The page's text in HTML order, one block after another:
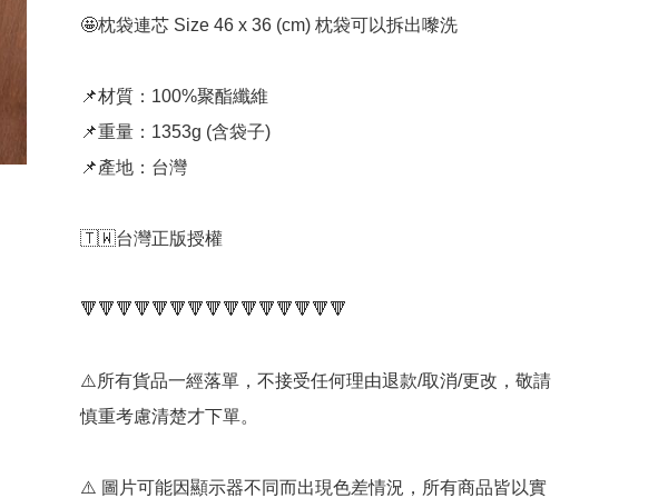
🤩枕袋連芯 Size 46 x 36 (cm) 枕袋可以拆出嚟洗
📌材質：100%聚酯纖維
📌重量：1353g (含袋子)
📌產地：台灣
🇹🇼台灣正版授權
🔻🔻🔻🔻🔻🔻🔻🔻🔻🔻🔻🔻🔻🔻🔻
⚠️所有貨品一經落單，不接受任何理由退款/取消/更改，敬請
慎重考慮清楚才下單。
⚠️ 圖片可能因顯示器不同而出現色差情況，所有商品皆以實